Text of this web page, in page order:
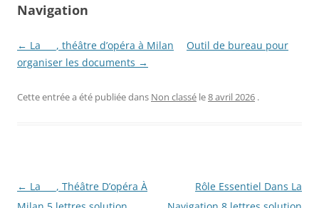
Navigation
← La ___, théâtre d’opéra à Milan
Outil de bureau pour
organiser les documents →
Cette entrée a été publiée dans Non classé le8 avril 2026 .
Navigation
← La ___, Théâtre D’opéra À
Rôle Essentiel Dans La